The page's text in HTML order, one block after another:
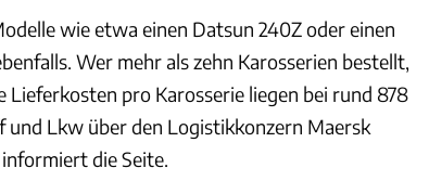
wie etwa einen Datsun 240Z oder einen
Wer mehr als zehn Karosserien bestellt,
pro Karosserie liegen bei rund 878
und Lkw über den Logistikkonzern Maersk
die Seite.